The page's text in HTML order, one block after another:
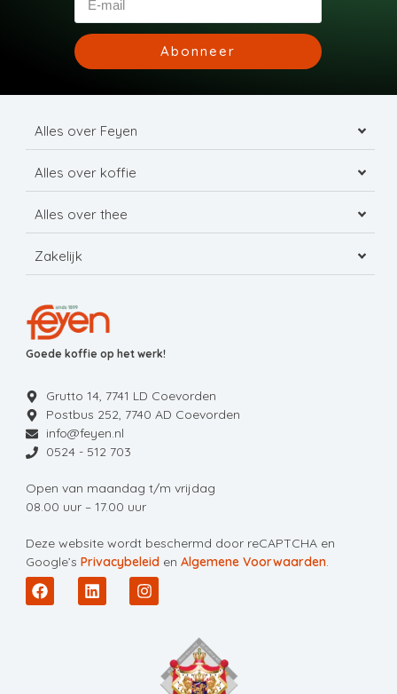
Abonneer
Alles over Feyen
Alles over koffie
Alles over thee
Zakelijk
Goede koffie op het werk!
Grutto 14, 7741 LD Coevorden
Postbus 252, 7740 AD Coevorden
info@feyen.nl
0524 - 512 703
Open van maandag t/m vrijdag
08.00 uur – 17.00 uur
Deze website wordt beschermd door reCAPTCHA en
Google’sPrivacybeleid enAlgemene Voorwaarden